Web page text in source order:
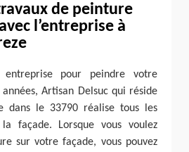
de peinture
l’entreprise à
entreprise pour peindre votre
Artisan Delsuc qui réside
dans le 33790 réalise tous les
façade. Lorsque vous voulez
sur votre façade, vous pouvez